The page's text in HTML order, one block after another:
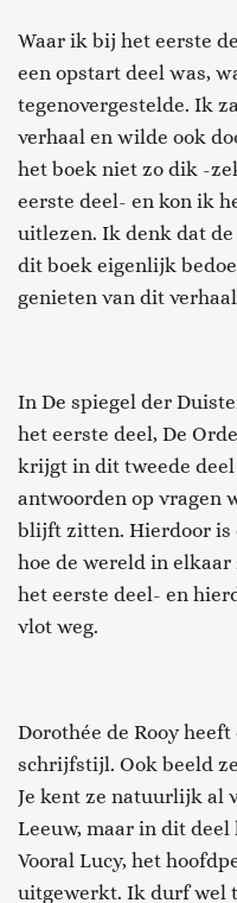
Waar ik bij het eerste
een opstart deel was,
tegenovergestelde. Ik
verhaal en wilde ook
het boek niet zo dik -
eerste deel- en kon ik
uitlezen. Ik denk dat
dit boek eigenlijk
genieten van dit
In De spiegel der
het eerste deel, De
krijgt in dit tweede
antwoorden op vragen
blijft zitten. Hierdoor is
hoe de wereld in
het eerste deel- en
vlot weg.
Dorothée de Rooy
schrijfstijl. Ook beeld
Je kent ze natuurlijk al
Leeuw, maar in dit deel
Vooral Lucy, het
uitgewerkt. Ik durf wel